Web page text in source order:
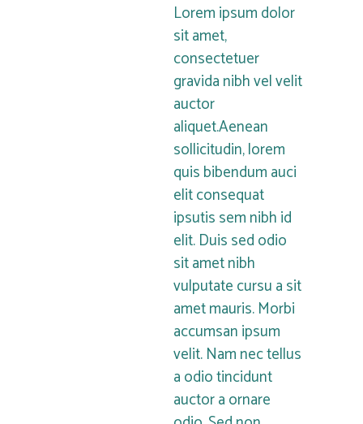
Lorem ipsum dolor
sit amet,
consectetuer
gravida nibh vel velit
auctor
aliquet.Aenean
sollicitudin, lorem
quis bibendum auci
elit consequat
ipsutis sem nibh id
elit. Duis sed odio
sit amet nibh
vulputate cursu a sit
amet mauris. Morbi
accumsan ipsum
velit. Nam nec tellus
a odio tincidunt
auctor a ornare